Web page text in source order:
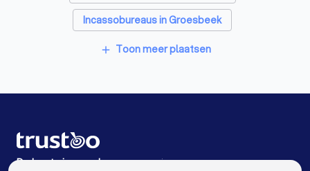
Incassobureaus in Groesbeek
Incassobureaus in Bemmel
Incassobureaus in Amsterdam
add Toon meer plaatsen
De beste incassobureaus voor jou